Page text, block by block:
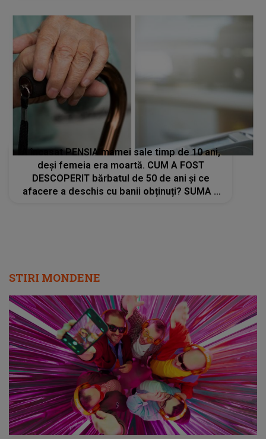
A încasat PENSIA mamei sale timp de 10 ani,
deși femeia era moartă. CUM A FOST
DESCOPERIT bărbatul de 50 de ani și ce
afacere a deschis cu banii obținuți? SUMA E
STIRI MONDENE